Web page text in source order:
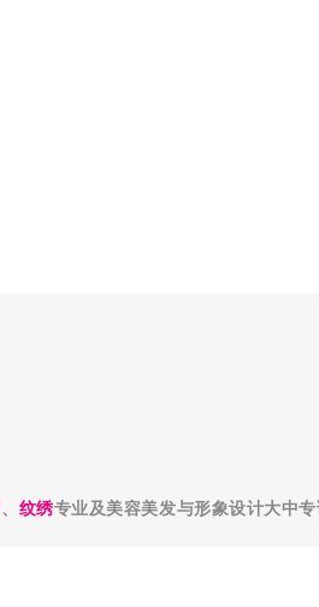
、 纹绣专业及美容美发与形象设计大中专